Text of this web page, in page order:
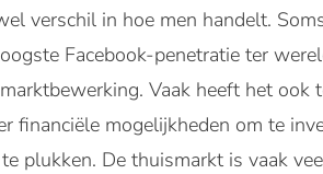
verschil in hoe men handelt.
Facebook-penetratie ter
Vaak heeft het ook
financiële mogelijkheden om te
plukken. De thuismarkt is vaak